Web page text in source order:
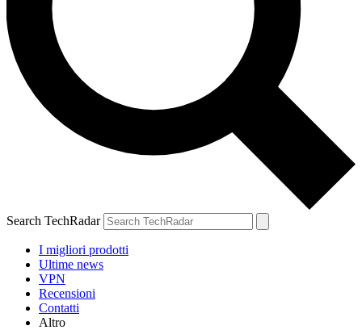
Search TechRadar
I migliori prodotti
Ultime news
VPN
Recensioni
Contatti
Altro